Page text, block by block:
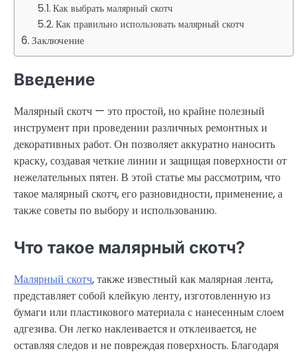
Как выбрать малярный скотч
Как правильно использовать малярный скотч
Заключение
Введение
Малярный скотч — это простой, но крайне полезный
инструмент при проведении различных ремонтных и
декоративных работ. Он позволяет аккуратно наносить
краску, создавая четкие линии и защищая поверхности от
нежелательных пятен. В этой статье мы рассмотрим, что
такое малярный скотч, его разновидности, применение, а
также советы по выбору и использованию.
Что такое малярный скотч?
Малярный скотч, также известный как малярная лента,
представляет собой клейкую ленту, изготовленную из
бумаги или пластикового материала с нанесенным слоем
адгезива. Он легко наклеивается и отклеивается, не
оставляя следов и не повреждая поверхность. Благодаря